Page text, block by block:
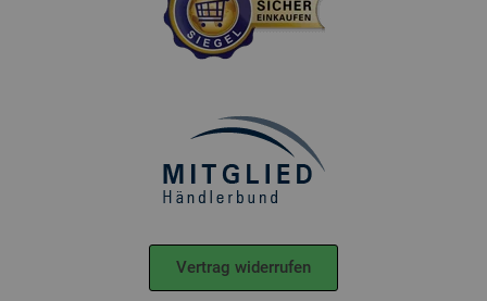
Vertrag widerrufen